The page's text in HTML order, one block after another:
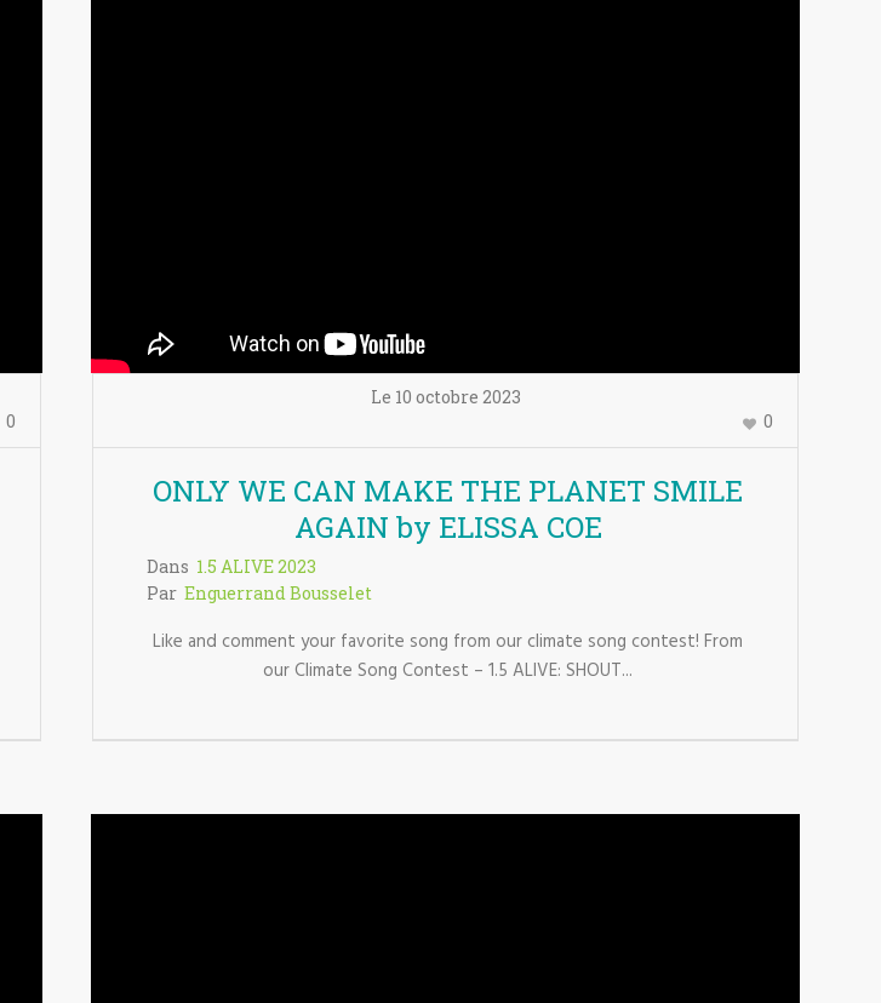
0
Le 10 octobre 2023
0
ONLY WE CAN MAKE THE PLANET SMILE
AGAIN by ELISSA COE
Dans 1.5 ALIVE 2023
Par Enguerrand Bousselet
Like and comment your favorite song from our climate song contest! From
our Climate Song Contest – 1.5 ALIVE: SHOUT...